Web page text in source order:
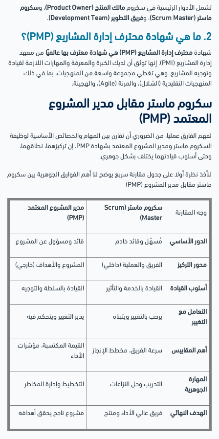
تشمل الأدوار الرئيسية في سكروم مالك المنتج (Product Owner) ، وسكروم
ماستر (Scrum Master)
، وفريق التطوير (Development Team) .
2. ما هي شهادة محترف إدارة المشاريع (PMP)؟
شهادة محترف إدارة المشاريع (PMP) هي شهادة معترف بها عالميًا
من معهد
إدارة المشاريع (PMI). إنها توثق أن لديك الخبرة والمعرفة والمهارات اللازمة لقيادة
وتوجيه المشاريع. وهي تغطي مجموعة واسعة من المنهجيات، بما في ذلك
المنهجيات التقليدية (الشلال)، والمرنة (Agile)، والهجينة.
سكروم ماستر مقابل مدير المشروع
المعتمد (PMP)
لفهم الفارق عمليا، من الضروري أن نقارن بين المهام والخصائص الأساسية لوظيفة
السكروم ماستر ومدير المشروع المعتمد بشهادة PMP. إن تركيزهما، نطاقهما،
وحتى أسلوب قيادتهما يختلف بشكل جوهري.
لنأخذ نظرة أولا على جدول مقارنة سريع يوضح لنا أهم الفوارق الجوهرية بين سكروم
ماستر مقابل مدير المشروع (PMP)
وجه المقارنة
سكروم ماستر (Scrum
Master)
مدير المشروع المعتمد
(PMP)
الدور الأساسي مُسهّل وقائد خادم قائد ومسؤول عن المشروع
محور التركيز الفريق والعملية (داخلي) المشروع والأهداف (خارجي)
أسلوب القيادة القيادة بالخدمة والتأثير القيادة بالسلطة والتوجيه
التعامل مع
التغيير
يرحب بالتغيير ويتبناه يدير التغيير ويتحكم فيه
أهم المقاييس سرعة الفريق، مخطط الإنجاز
القيمة المكتسبة، مؤشرات
الأداء
المهارة
الجوهرية
التدريب وحل النزاعات التخطيط وإدارة المخاطر
الهدف النهائي فريق عالي الأداء ومنتج مشروع ناجح يحقق أهدافه